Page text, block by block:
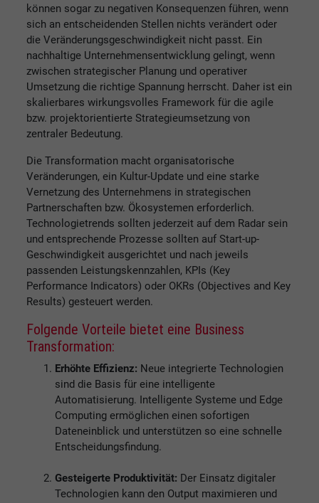
können sogar zu negativen Konsequenzen führen, wenn
sich an entscheidenden Stellen nichts verändert oder
die Veränderungsgeschwindigkeit nicht passt. Ein
nachhaltige Unternehmensentwicklung gelingt, wenn
zwischen strategischer Planung und operativer
Umsetzung die richtige Spannung herrscht. Daher ist ein
skalierbares wirkungsvolles Framework für die agile
bzw. projektorientierte Strategieumsetzung von
zentraler Bedeutung.
Die Transformation macht organisatorische
Veränderungen, ein Kultur-Update und eine starke
Vernetzung des Unternehmens in strategischen
Partnerschaften bzw. Ökosystemen erforderlich.
Technologietrends sollten jederzeit auf dem Radar sein
und entsprechende Prozesse sollten auf Start-up-
Geschwindigkeit ausgerichtet und nach jeweils
passenden Leistungskennzahlen, KPIs (Key
Performance Indicators) oder OKRs (Objectives and Key
Results) gesteuert werden.
Folgende Vorteile bietet eine Business
Transformation:
Erhöhte Effizienz: Neue integrierte Technologien
sind die Basis für eine intelligente
Automatisierung. Intelligente Systeme und Edge
Computing ermöglichen einen sofortigen
Dateneinblick und unterstützen so eine schnelle
Entscheidungsfindung.
Gesteigerte Produktivität: Der Einsatz digitaler
Technologien kann den Output maximieren und